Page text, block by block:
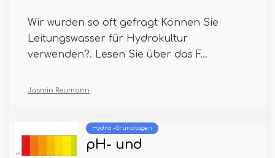
Wir wurden so oft gefragt Können Sie
Leitungswasser für Hydrokultur
verwenden?. Lesen Sie über das F...
Jasmin Reumann
Hydro -Grundlagen
pH- und